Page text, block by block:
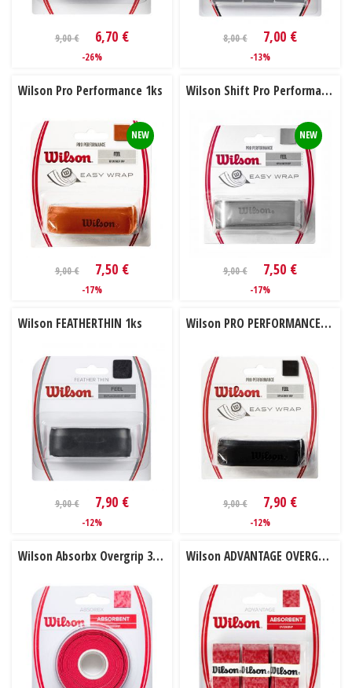
9,00 € 6,70 €
-26%
8,00 € 7,00 €
-13%
Wilson Pro Performance 1ks
NEW
9,00 € 7,50 €
-17%
Wilson Shift Pro Performance 1ks
NEW
9,00 € 7,50 €
-17%
Wilson FEATHERTHIN 1ks
9,00 € 7,90 €
-12%
Wilson PRO PERFORMANCE 1ks
9,00 € 7,90 €
-12%
Wilson Absorbx Overgrip 3 ks Wilson ADVANTAGE OVERGRIP 3 ks